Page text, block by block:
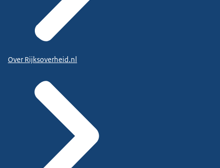
Over Rijksoverheid.nl